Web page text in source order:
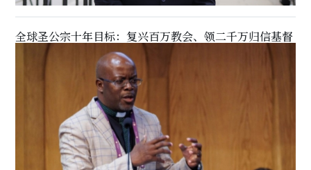
全球圣公宗十年目标：复兴百万教会、领二千万归信基督